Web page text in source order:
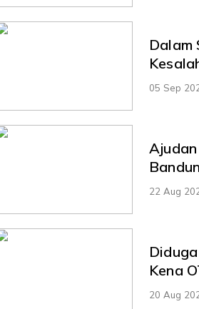
Dalam
05 Sep
22 Aug
Kena
20 Aug